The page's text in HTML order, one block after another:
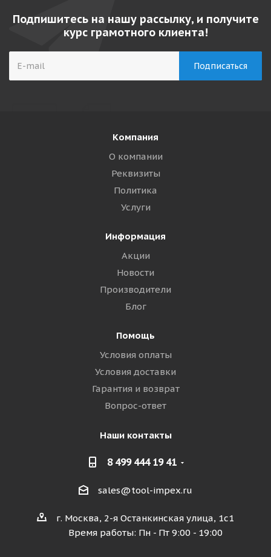
Подпишитесь на нашу рассылку, и получите
курс грамотного клиента!
Компания
О компании
Реквизиты
Политика
Услуги
Информация
Акции
Новости
Производители
Блог
Помощь
Условия оплаты
Условия доставки
Гарантия и возврат
Вопрос-ответ
Наши контакты
8 499 444 19 41
sales@tool-impex.ru
г. Москва, 2-я Останкинская улица, 1с1
Время работы: Пн - Пт 9:00 - 19:00